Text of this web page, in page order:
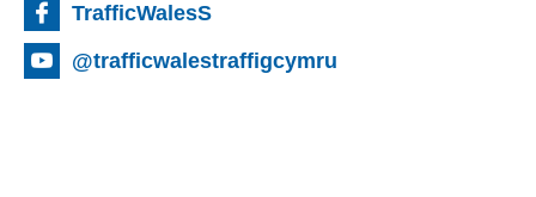
TrafficWalesS
@trafficwalestraffigcymru